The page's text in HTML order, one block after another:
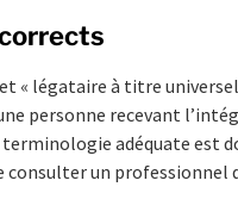
« légataire à titre
personne recevant
adéquate est
consulter un professionnel